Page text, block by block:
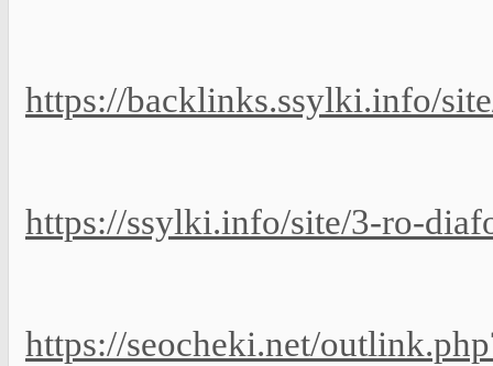
https://backlinks.ssylki.info/
https://ssylki.info/site/3-ro-
https://seocheki.net/